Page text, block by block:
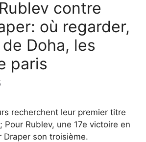
contre
où regarder,
de Doha, les
paris
recherchent leur premier titre
Pour Rublev, une 17e victoire en
Draper son troisième.